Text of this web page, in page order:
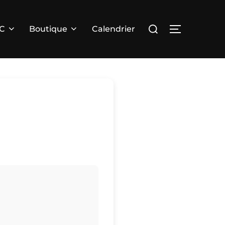
Boutique Calendrier
PERMUTER